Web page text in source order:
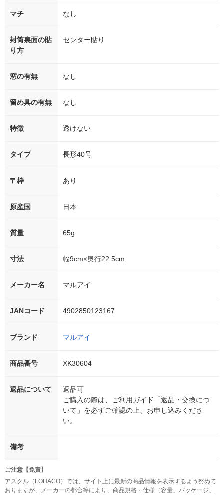
マチ なし
封筒裏面の貼
り方
センター貼り
窓の有無 なし
留め具の有無 なし
特徴 透けない
タイプ 長形40号
〒枠 あり
原産国 日本
質量 65g
寸法 幅9cm×奥行22.5cm
メーカー名 マルアイ
JANコード 4902850123167
ブランド マルアイ
商品番号 XK30604
返品について
返品可
ご購入の際は、ご利用ガイド「返品・交換につ
いて」を必ずご確認の上、お申し込みくださ
い。
備考
ご注意【免責】
アスクル（LOHACO）では、サイト上に最新の商品情報を表示するよう努めて
おりますが、メーカーの都合等により、商品規格・仕様（容量、パッケージ、